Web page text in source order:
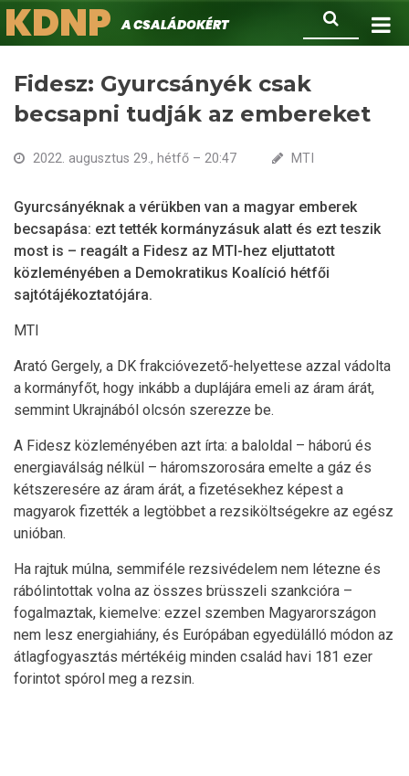
Ugrás
a
Keresés
KDNPA családokért.
Fidesz: Gyurcsányék csak
becsapni tudják az embereket
2022. augusztus 29., hétfő – 20:47 MTI
Gyurcsányéknak a vérükben van a magyar emberek
becsapása: ezt tették kormányzásuk alatt és ezt teszik
most is – reagált a Fidesz az MTI-hez eljuttatott
közleményében a Demokratikus Koalíció hétfői
sajtótájékoztatójára.
MTI
Arató Gergely, a DK frakcióvezető-helyettese azzal vádolta
a kormányfőt, hogy inkább a duplájára emeli az áram árát,
semmint Ukrajnából olcsón szerezze be.
A Fidesz közleményében azt írta: a baloldal – háború és
energiaválság nélkül – háromszorosára emelte a gáz és
kétszeresére az áram árát, a fizetésekhez képest a
magyarok fizették a legtöbbet a rezsiköltségekre az egész
unióban.
Ha rajtuk múlna, semmiféle rezsivédelem nem létezne és
rábólintottak volna az összes brüsszeli szankcióra –
fogalmaztak, kiemelve: ezzel szemben Magyarországon
nem lesz energiahiány, és Európában egyedülálló módon az
átlagfogyasztás mértékéig minden család havi 181 ezer
forintot spórol meg a rezsin.